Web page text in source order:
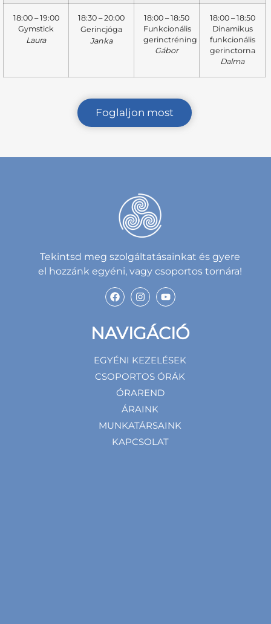
18:00 – 19:00
Gymstick
Laura
18:30 – 20:00
Gerincjóga
Janka
18:00 – 18:50
Funkcionális
gerinctréning
Gábor
18:00 – 18:50
Dinamikus
funkcionális
gerinctorna
Dalma
Foglaljon most
Tekintsd meg szolgáltatásainkat és gyere
el hozzánk egyéni, vagy csoportos tornára!
NAVIGÁCIÓ
EGYÉNI KEZELÉSEK
CSOPORTOS ÓRÁK
ÓRAREND
ÁRAINK
MUNKATÁRSAINK
KAPCSOLAT